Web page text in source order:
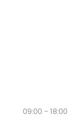
09:00 - 18:00